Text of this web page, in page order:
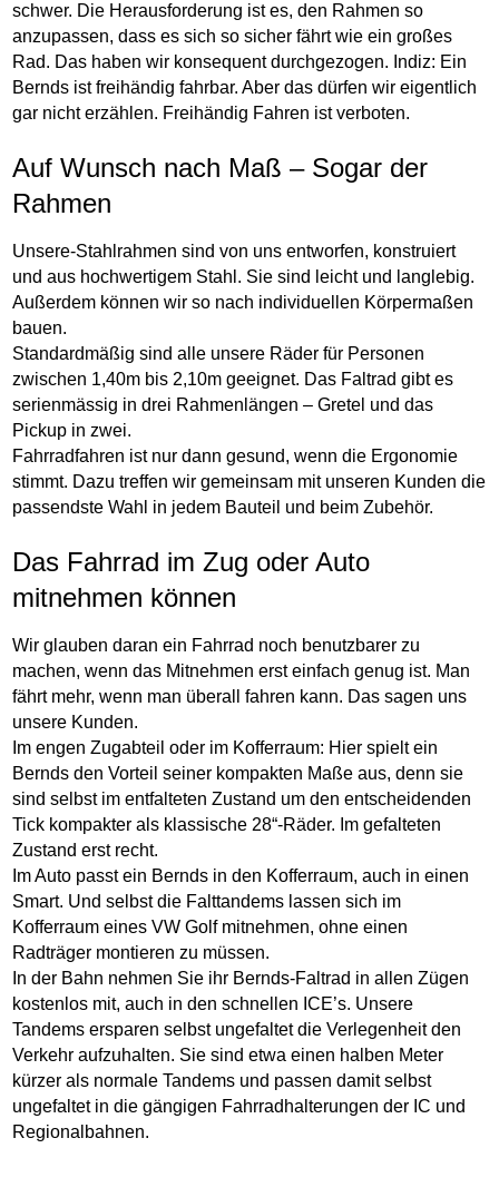
schwer. Die Herausforderung ist es, den Rahmen so
anzupassen, dass es sich so sicher fährt wie ein großes
Rad. Das haben wir konsequent durchgezogen. Indiz: Ein
Bernds ist freihändig fahrbar. Aber das dürfen wir eigentlich
gar nicht erzählen. Freihändig Fahren ist verboten.
Auf Wunsch nach Maß – Sogar der
Rahmen
Unsere-Stahlrahmen sind von uns entworfen, konstruiert
und aus hochwertigem Stahl. Sie sind leicht und langlebig.
Außerdem können wir so nach individuellen Körpermaßen
bauen.
Standardmäßig sind alle unsere Räder für Personen
zwischen 1,40m bis 2,10m geeignet. Das Faltrad gibt es
serienmässig in drei Rahmenlängen – Gretel und das
Pickup in zwei.
Fahrradfahren ist nur dann gesund, wenn die Ergonomie
stimmt. Dazu treffen wir gemeinsam mit unseren Kunden die
passendste Wahl in jedem Bauteil und beim Zubehör.
Das Fahrrad im Zug oder Auto
mitnehmen können
Wir glauben daran ein Fahrrad noch benutzbarer zu
machen, wenn das Mitnehmen erst einfach genug ist. Man
fährt mehr, wenn man überall fahren kann. Das sagen uns
unsere Kunden.
Im engen Zugabteil oder im Kofferraum: Hier spielt ein
Bernds den Vorteil seiner kompakten Maße aus, denn sie
sind selbst im entfalteten Zustand um den entscheidenden
Tick kompakter als klassische 28“-Räder. Im gefalteten
Zustand erst recht.
Im Auto passt ein Bernds in den Kofferraum, auch in einen
Smart. Und selbst die Falttandems lassen sich im
Kofferraum eines VW Golf mitnehmen, ohne einen
Radträger montieren zu müssen.
In der Bahn nehmen Sie ihr Bernds-Faltrad in allen Zügen
kostenlos mit, auch in den schnellen ICE’s. Unsere
Tandems ersparen selbst ungefaltet die Verlegenheit den
Verkehr aufzuhalten. Sie sind etwa einen halben Meter
kürzer als normale Tandems und passen damit selbst
ungefaltet in die gängigen Fahrradhalterungen der IC und
Regionalbahnen.